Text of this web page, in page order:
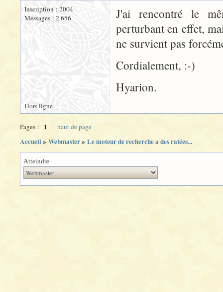
Inscription : 2004
Messages : 2 656
J'ai rencontré le
perturbant en effet,
ne survient pas
Cordialement, :-)
Hyarion.
Hors ligne
Pages : 1 haut de page
Accueil» Webmaster» Le moteur de recherche a des ratées...
Atteindre